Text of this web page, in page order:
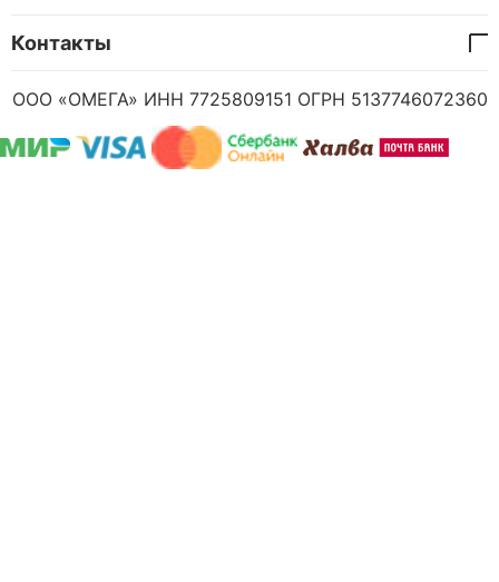
Контакты
ООО «ОМЕГА» ИНН 7725809151 ОГРН 5137746072360